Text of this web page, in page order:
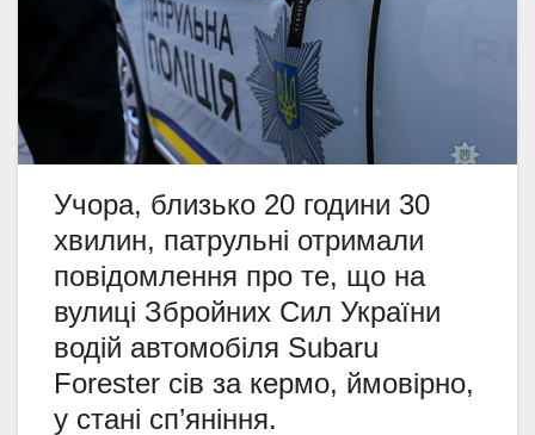
Учора, близько 20 години 30
хвилин, патрульні отримали
повідомлення про те, що на
вулиці Збройних Сил України
водій автомобіля Subaru
Forester сів за кермо, ймовірно,
у стані сп’яніння.